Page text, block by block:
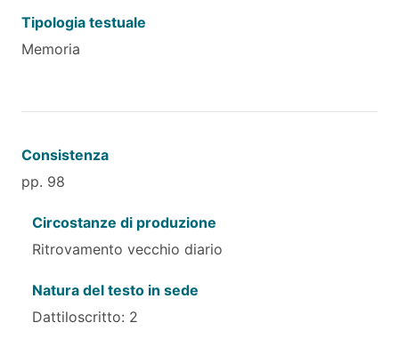
Tipologia testuale
Memoria
Consistenza
pp. 98
Circostanze di produzione
Ritrovamento vecchio diario
Natura del testo in sede
Dattiloscritto: 2